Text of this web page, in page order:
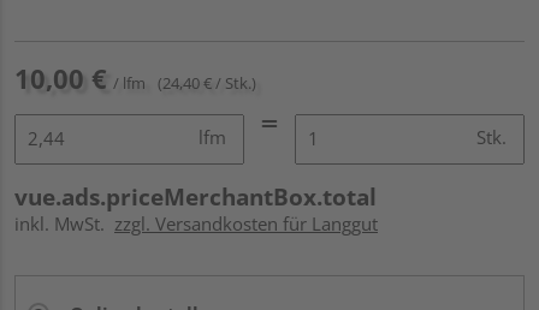
10,00 € / lfm (24,40 € / Stk.)
lfm Stk.
vue.ads.priceMerchantBox.total
inkl. MwSt. zzgl. Versandkosten für Langgut